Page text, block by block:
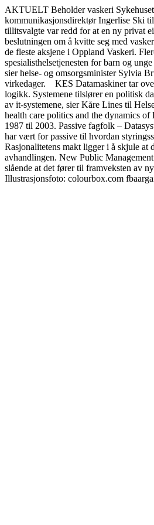
AKTUELT Beholder vaskeri
kommunikasjonsdirektør Ingerlise Ski
tillitsvalgte var redd for at en ny privat
beslutningen om å kvitte seg med
de fleste aksjene i Oppland Vaskeri.
spesialisthelsetjenesten for barn og
sier helse- og omsorgsminister Sylvia
virkedager. KES Datamaskiner tar
logikk. Systemene tilslører en politisk
av it-systemene, sier Kåre Lines til
health care politics and the dynamics
1987 til 2003. Passive fagfolk –
har vært for passive til hvordan
Rasjonalitetens makt ligger i å skjule
avhandlingen. New Public
slående at det fører til framveksten av
Illustrasjonsfoto: colourbox.com